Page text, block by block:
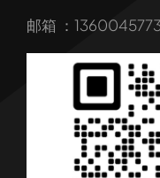
我们的服务
行业解决方案
邮箱 ：